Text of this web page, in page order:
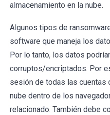
almacenamiento en la nube.
Algunos tipos de
software que maneja los
Por lo tanto, los datos
corruptos/encriptados. Por
sesión de todas las cuentas
nube dentro de los
relacionado. También debe